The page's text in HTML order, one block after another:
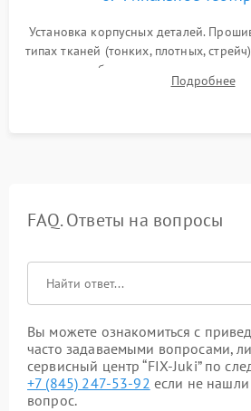
Установка корпусных деталей.
типах тканей (тонких, плотных,
строчек, работы реверса,
шпульки. Контроль плавности
Подробнее
FAQ. Ответы на вопросы
Вы можете ознакомиться с
часто задаваемыми вопросами,
сервисный центр “FIX-Juki” по
+7 (845) 247-53-92 если не нашли
вопрос.